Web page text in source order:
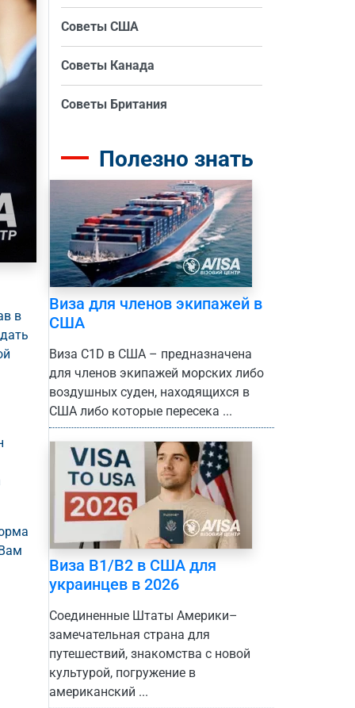
в
Советы США
Советы Канада
Советы Британия
Полезно знать
Виза для членов экипажей в
США
Виза С1D в США – предназначена
для членов экипажей морских либо
воздушных суден, находящихся в
США либо которые пересека ...
Виза B1/B2 в США для
украинцев в 2026
Соединенные Штаты Америки–
замечательная страна для
путешествий, знакомства с новой
культурой, погружение в
американский ...